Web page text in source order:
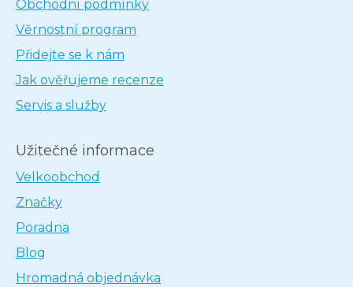
Obchodní podmínky
Věrnostní program
Přidejte se k nám
Jak ověřujeme recenze
Servis a služby
Užitečné informace
Velkoobchod
Značky
Poradna
Blog
Hromadná objednávka